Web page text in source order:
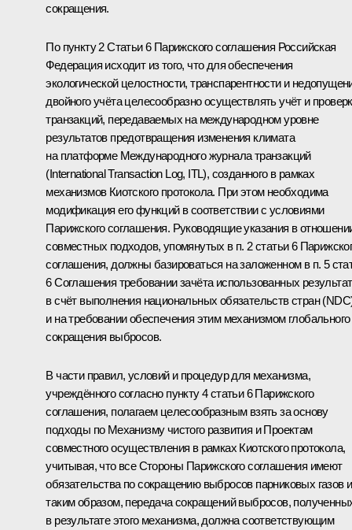
сокращения.
По пункту 2 Статьи 6 Парижского соглашения Российская
Федерация исходит из того, что для обеспечения
экологической целостности, транспарентности и
двойного учёта целесообразно осуществлять учёт и
транзакций, передаваемых на международном уровне
результатов предотвращения изменения климата
на платформе Международного журнала транзакций
(International Transaction Log, ITL), созданного в рамках
механизмов Киотского протокола. При этом необходима
модификация его функций в соответствии с условиями
Парижского соглашения. Руководящие указания в
совместных подходов, упомянутых в п. 2 статьи 6
соглашения, должны базироваться на заложенном в п. 5
6 Соглашения требовании зачёта использованных
в счёт выполнения национальных обязательств стран
и на требовании обеспечения этим механизмом глобального
сокращения выбросов.
В части правил, условий и процедур для механизма,
учреждённого согласно пункту 4 статьи 6 Парижского
соглашения, полагаем целесообразным взять за основу
подходы по Механизму чистого развития и Проектам
совместного осуществления в рамках Киотского протокола,
учитывая, что все Стороны Парижского соглашения имеют
обязательства по сокращению выбросов парниковых газов
таким образом, передача сокращений выбросов,
в результате этого механизма, должна соответствующим